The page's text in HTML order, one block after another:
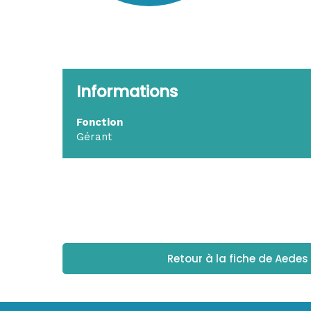
Informations
Fonction
Gérant
Retour à la fiche de